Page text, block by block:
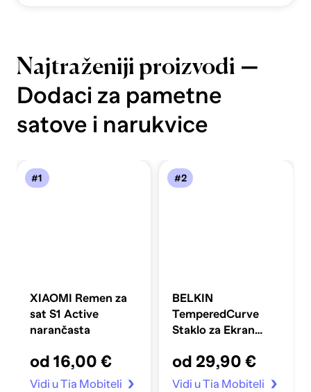
Najtraženiji proizvodi —
Dodaci za pametne
satove i narukvice
#1
XIAOMI Remen za
sat S1 Active
narančasta
od 16,00 €
Vidi u Tia Mobiteli
#2
BELKIN
TemperedCurve
Staklo za Ekran
40/41mm prozirno
od 29,90 €
Vidi u Tia Mobiteli